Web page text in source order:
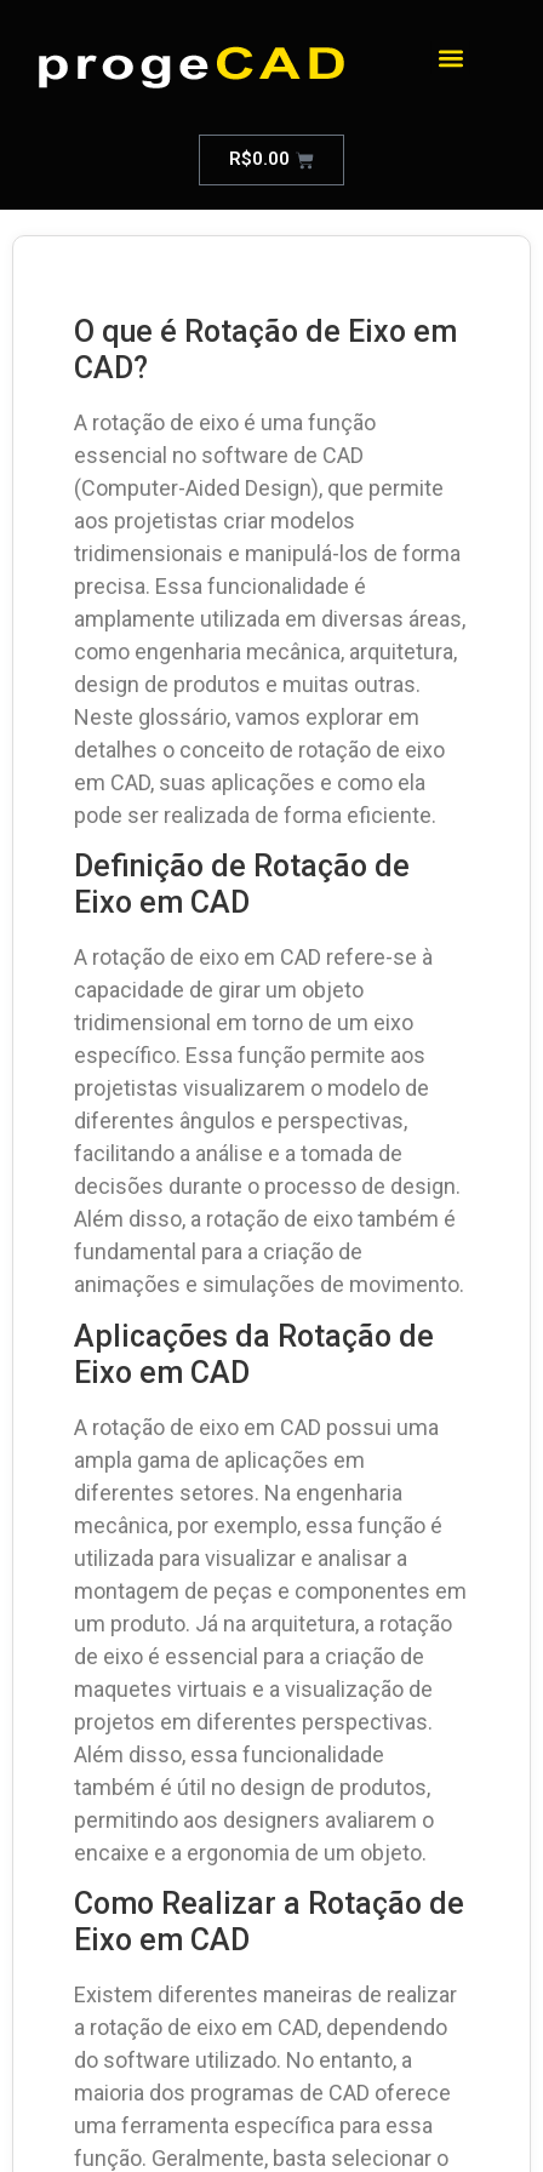
R$0.00
O que é Rotação de Eixo em
CAD?
A rotação de eixo é uma função
essencial no software de CAD
(Computer-Aided Design), que permite
aos projetistas criar modelos
tridimensionais e manipulá-los de forma
precisa. Essa funcionalidade é
amplamente utilizada em diversas áreas,
como engenharia mecânica, arquitetura,
design de produtos e muitas outras.
Neste glossário, vamos explorar em
detalhes o conceito de rotação de eixo
em CAD, suas aplicações e como ela
pode ser realizada de forma eficiente.
Definição de Rotação de
Eixo em CAD
A rotação de eixo em CAD refere-se à
capacidade de girar um objeto
tridimensional em torno de um eixo
específico. Essa função permite aos
projetistas visualizarem o modelo de
diferentes ângulos e perspectivas,
facilitando a análise e a tomada de
decisões durante o processo de design.
Além disso, a rotação de eixo também é
fundamental para a criação de
animações e simulações de movimento.
Aplicações da Rotação de
Eixo em CAD
A rotação de eixo em CAD possui uma
ampla gama de aplicações em
diferentes setores. Na engenharia
mecânica, por exemplo, essa função é
utilizada para visualizar e analisar a
montagem de peças e componentes em
um produto. Já na arquitetura, a rotação
de eixo é essencial para a criação de
maquetes virtuais e a visualização de
projetos em diferentes perspectivas.
Além disso, essa funcionalidade
também é útil no design de produtos,
permitindo aos designers avaliarem o
encaixe e a ergonomia de um objeto.
Como Realizar a Rotação de
Eixo em CAD
Existem diferentes maneiras de realizar
a rotação de eixo em CAD, dependendo
do software utilizado. No entanto, a
maioria dos programas de CAD oferece
uma ferramenta específica para essa
função. Geralmente, basta selecionar o